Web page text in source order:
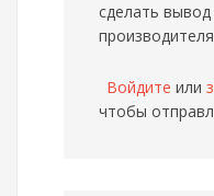
сделать
Войдите или
чтобы